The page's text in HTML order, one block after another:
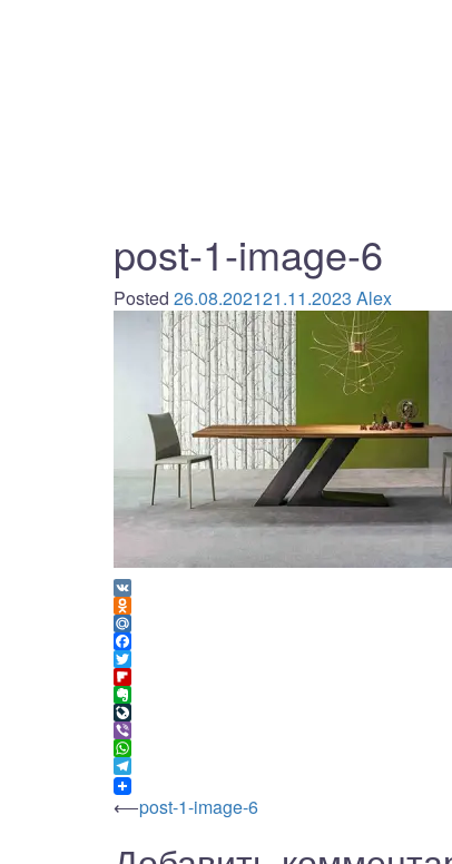
post-1-image-6
Posted 26.08.202121.11.2023 Alex
VK
Odnoklassniki
Mail.Ru
Facebook
Twitter
Flipboard
Evernote
LiveJournal
Viber
WhatsApp
Telegram
Навигация
⟵post-1-image-6